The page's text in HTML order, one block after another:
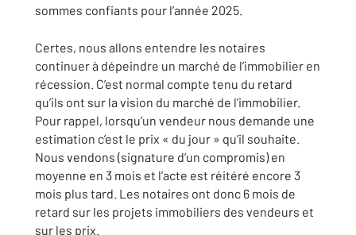
sommes confiants pour l’année 2025.
Certes, nous allons entendre les notaires
continuer à dépeindre un marché de l’immobilier en
récession. C’est normal compte tenu du retard
qu’ils ont sur la vision du marché de l’immobilier.
Pour rappel, lorsqu’un vendeur nous demande une
estimation c’est le prix « du jour » qu’il souhaite.
Nous vendons (signature d’un compromis) en
moyenne en 3 mois et l’acte est réitéré encore 3
mois plus tard. Les notaires ont donc 6 mois de
retard sur les projets immobiliers des vendeurs et
sur les prix.